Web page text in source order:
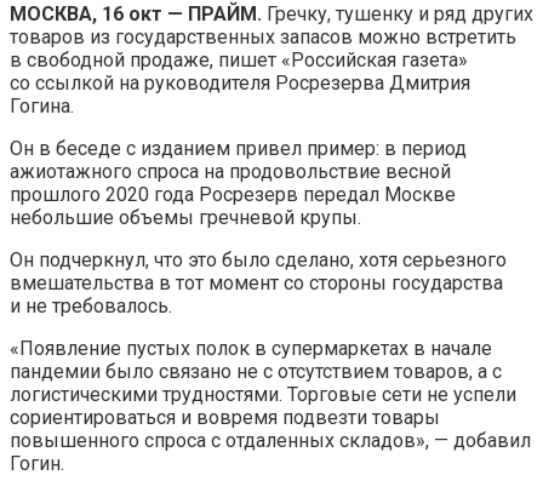
МОСКВА, 16 окт — ПРАЙМ. Гречку, тушенку и ряд других
товаров из государственных запасов можно встретить
в свободной продаже, пишет «Российская газета»
со ссылкой на руководителя Росрезерва Дмитрия
Гогина.
Он в беседе с изданием привел пример: в период
ажиотажного спроса на продовольствие весной
прошлого 2020 года Росрезерв передал Москве
небольшие объемы гречневой крупы.
Он подчеркнул, что это было сделано, хотя серьезного
вмешательства в тот момент со стороны государства
и не требовалось.
«Появление пустых полок в супермаркетах в начале
пандемии было связано не с отсутствием товаров, а с
логистическими трудностями. Торговые сети не успели
сориентироваться и вовремя подвезти товары
повышенного спроса с отдаленных складов», — добавил
Гогин.